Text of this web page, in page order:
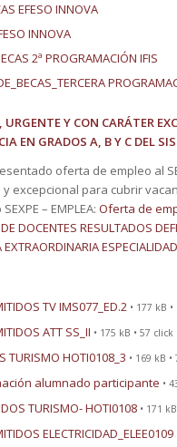
EFESO INNOVA
INNOVA
2ª PROGRAMACIÓN IFIS
Y CON CARÁTER
EN GRADOS A, B Y C DEL
oferta de empleo al
excepcional para cubrir
– EMPLEA: Oferta de
DOCENTES RESULTADOS
TV IMS077_ED.2 • 177 kB
ATT SS_II • 175 kB • 57 click
TURISMO HOTI0108_3 • 169 kB •
alumnado participante •
TURISMO- HOTI0108 • 171
ELECTRICIDAD_ELEE0109